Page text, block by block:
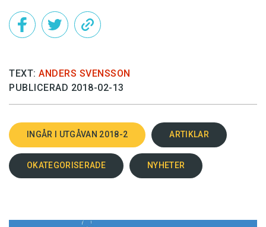
TEXT: ANDERS SVENSSON
PUBLICERAD 2018-02-13
INGÅR I UTGÅVAN 2018-2 ARTIKLAR
OKATEGORISERADE NYHETER